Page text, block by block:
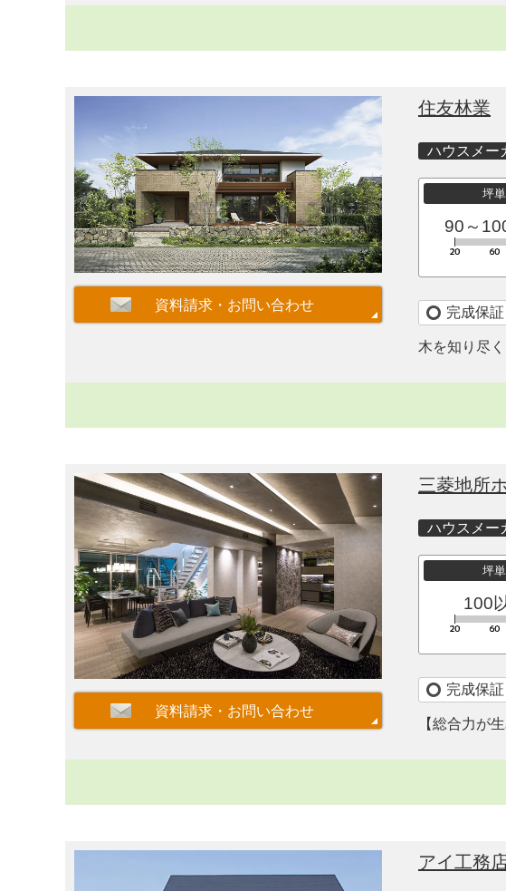
住友林業
ハウスメー
坪
90～
完成保証
木を知り尽
三菱地所
ハウスメー
坪
100
完成保証
【総合力が
アイ工務